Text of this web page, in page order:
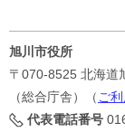
旭川市役所
〒070-8525 北海道
（総合庁舎）（ ご
代表電話番号